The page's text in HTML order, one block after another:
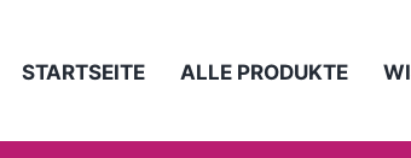
STARTSEITE ALLE PRODUKTE